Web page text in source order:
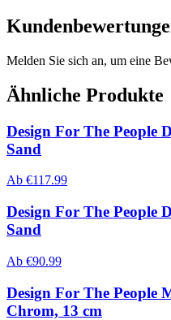
Melden Sie sich an, um eine
Ähnliche Produkte
Design For The People
Sand
Ab €117.99
Design For The People
Sand
Ab €90.99
Design For The People
Chrom, 13 cm